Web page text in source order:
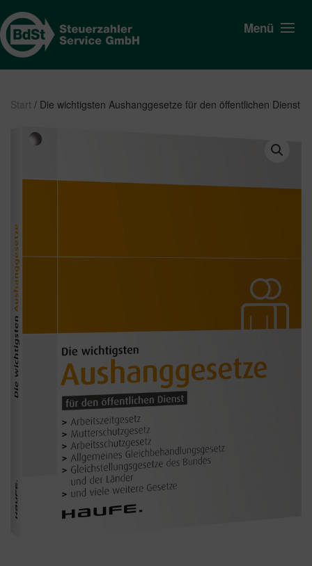
Menü
Start / Die wichtigsten Aushanggesetze für den öffentlichen Dienst